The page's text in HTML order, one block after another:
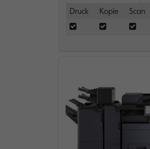
Druck
Kopie Scan